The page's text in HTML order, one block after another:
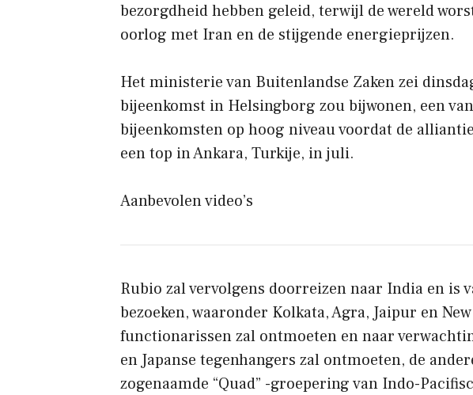
bezorgdheid hebben geleid, terwijl de wereld
oorlog met Iran en de stijgende energieprijzen.
Het ministerie van Buitenlandse Zaken zei
bijeenkomst in Helsingborg zou bijwonen, een
bijeenkomsten op hoog niveau voordat de
een top in Ankara, Turkije, in juli.
Aanbevolen video’s
Rubio zal vervolgens doorreizen naar India en is
bezoeken, waaronder Kolkata, Agra, Jaipur en
functionarissen zal ontmoeten en naar
en Japanse tegenhangers zal ontmoeten, de
zogenaamde “Quad” -groepering van Indo-